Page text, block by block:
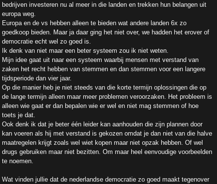
bedrijven investeren nu al meer in die landen en trekken hun belangen uit
europa weg.
Europa en de vs hebben alleen te bieden wat andere landen 6x zo
goedkoop bieden. Maar ja daar ging het niet over, we hadden het erover of
democratie echt wel zo goed is.
Ik denk van niet maar een beter systeem zou ik niet weten.
Mijn idee gaat uit naar een systeem waarbij mensen met verstand van
zaken het recht hebben van stemmen en dan stemmen voor een langere
tijdsperiode dan vier jaar.
Op die manier heb je niet steeds van die korte termijn oplossingen die op
de lange termijn alleen maar meer problemen veroorzaken. Het probleem is
alleen wie gaat er dan bepalen wie er wel en niet mag stemmen of hoe
toets je dat.
Ook denk ik dat je beter één leider kan aanhouden die zijn plannen door
kan voeren als hij met verstand is gekozen omdat je dan niet van die halve
maatregelen krijgt zoals wel wiet kopen maar niet opzak hebben. Of wel
drugs gebruiken maar niet bezitten. Om maar heel eenvoudige voorbeelden
te noemen.
Wat vinden jullie dat de nederlandse democratie zo goed maakt tegenover